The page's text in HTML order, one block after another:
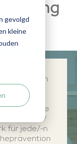
gevolgd
kleine
häufigsten
über das
und welche
ich durch?
für jede/-n